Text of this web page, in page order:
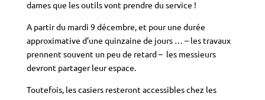
dames que les outils vont prendre du service !
A partir du mardi 9 décembre, et pour une durée
approximative d’une quinzaine de jours … – les travaux
prennent souvent un peu de retard – les messieurs
devront partager leur espace.
Toutefois, les casiers resteront accessibles chez les